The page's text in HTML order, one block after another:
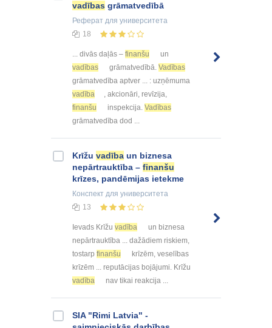
vadības grāmatvedībā
Реферат для университета
18
... divās daļās – finanšu
un
vadības
grāmatvedībā. Vadības
grāmatvedība aptver ... : uzņēmuma
vadība
, akcionāri, revīzija,
finanšu
inspekcija. Vadības
grāmatvedība dod ...
Krīžu vadība un biznesa
nepārtrauktība – finanšu
krīzes, pandēmijas ietekme
Конспект для университета
13
Ievads Krīžu vadība
un biznesa
nepārtrauktība ... dažādiem riskiem,
tostarp finanšu
krīzēm, veselības
krīzēm ... reputācijas bojājumi. Krīžu
vadība
nav tikai reakcija ...
SIA "Rimi Latvia" -